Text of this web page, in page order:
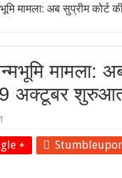
मामला: अब सुप्रीम
मामला:
अक्टूबर
+